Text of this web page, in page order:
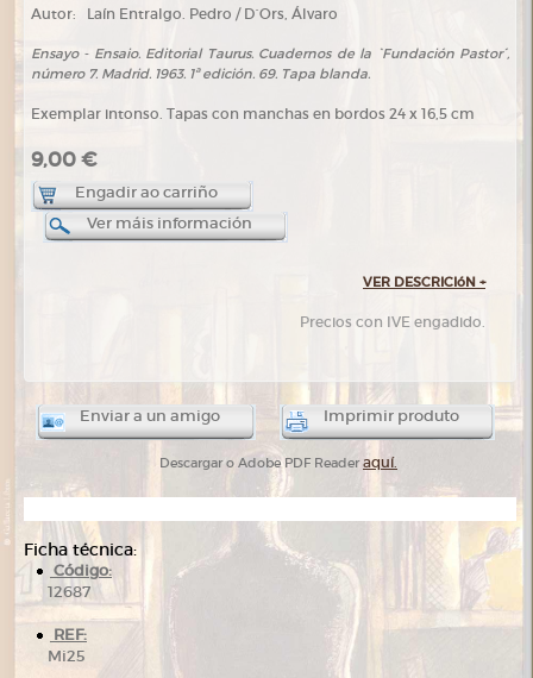
Autor: Laín Entralgo. Pedro / D´Ors, Álvaro
Ensayo - Ensaio. Editorial Taurus. Cuadernos de la `Fundación Pastor´,
número 7. Madrid. 1963. 1ª edición. 69. Tapa blanda.
Exemplar intonso. Tapas con manchas en bordos 24 x 16,5 cm
9,00 €
Engadir ao carriño
Ver máis información
VER DESCRICIóN +
Precios con IVE engadido.
Enviar a un amigo Imprimir produto
Descargar o Adobe PDF Readeraquí.
Ficha técnica:
Código:
12687
REF:
Mi25